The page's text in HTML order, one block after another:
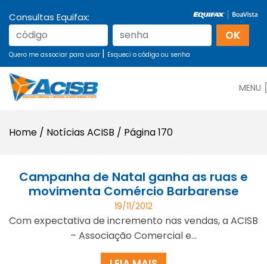
Consultas Equifax:
Quero me associar para usar | Esqueci o código ou senha
MENU
Home / Notícias ACISB / Página 170
Campanha de Natal ganha as ruas e
movimenta Comércio Barbarense
19/11/2012
Com expectativa de incremento nas vendas, a ACISB
– Associação Comercial e...